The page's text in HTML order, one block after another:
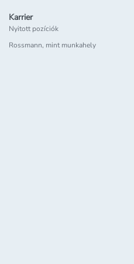
Karrier
Nyitott pozíciók
Rossmann, mint munkahely